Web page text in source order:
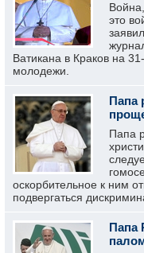
это
Ватикана в Краков на
молодежи.
Папа
Папа
оскорбительное к ним
подвергаться
Папа